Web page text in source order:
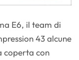
E6, il team di
43 alcune
coperta con